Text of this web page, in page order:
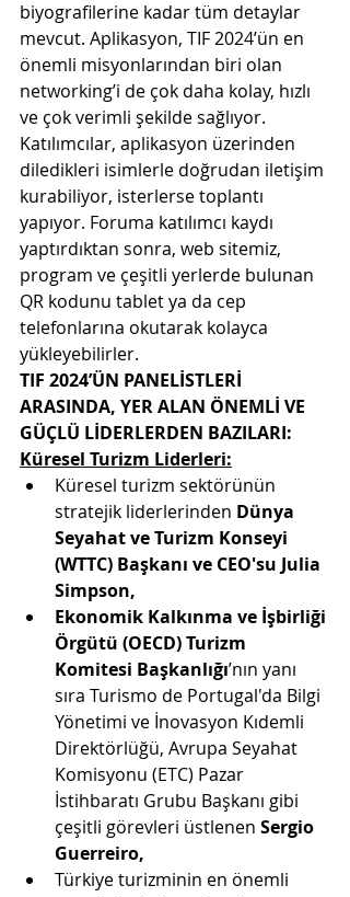
biyografilerine kadar tüm detaylar
mevcut. Aplikasyon, TIF 2024’ün en
önemli misyonlarından biri olan
networking’i de çok daha kolay, hızlı
ve çok verimli şekilde sağlıyor.
Katılımcılar, aplikasyon üzerinden
diledikleri isimlerle doğrudan iletişim
kurabiliyor, isterlerse toplantı
yapıyor. Foruma katılımcı kaydı
yaptırdıktan sonra, web sitemiz,
program ve çeşitli yerlerde bulunan
QR kodunu tablet ya da cep
telefonlarına okutarak kolayca
yükleyebilirler.
TIF 2024’ÜN PANELİSTLERİ
ARASINDA, YER ALAN ÖNEMLİ VE
GÜÇLÜ LİDERLERDEN BAZILARI:
Küresel Turizm Liderleri:
Küresel turizm sektörünün
stratejik liderlerinden Dünya
Seyahat ve Turizm Konseyi
(WTTC) Başkanı ve CEO'su Julia
Simpson,
Ekonomik Kalkınma ve İşbirliği
Örgütü (OECD) Turizm
Komitesi Başkanlığı’nın yanı
sıra Turismo de Portugal'da Bilgi
Yönetimi ve İnovasyon Kıdemli
Direktörlüğü, Avrupa Seyahat
Komisyonu (ETC) Pazar
İstihbaratı Grubu Başkanı gibi
çeşitli görevleri üstlenen Sergio
Guerreiro,
Türkiye turizminin en önemli